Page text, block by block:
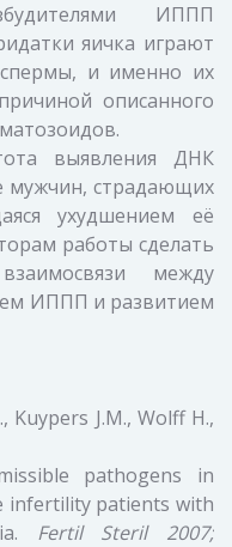
ИППП
яичка играют
и именно их
описанного
выявления ДНК
мужчин, страдающих
ухудшением её
работы сделать
между
ИППП и развитием
Kuypers J.M., Wolff H.,
pathogens in
infertility patients with
Fertil Steril 2007;